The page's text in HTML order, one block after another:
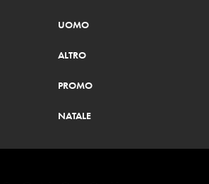
UOMO
ALTRO
PROMO
NATALE